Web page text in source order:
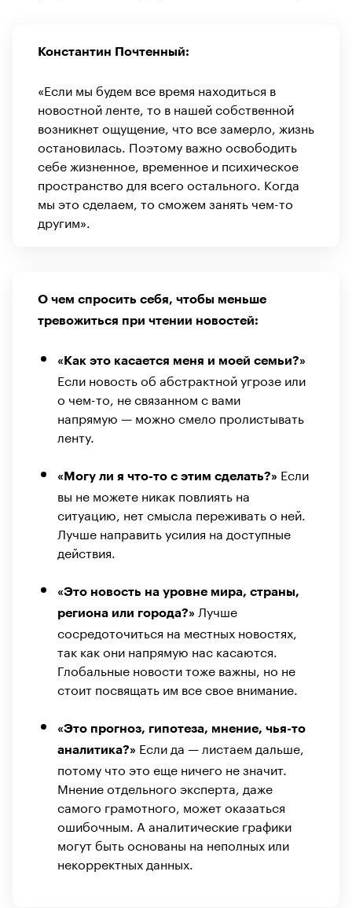
Константин Почтенный:
«Если мы будем все время находиться в
новостной ленте, то в нашей собственной
возникнет ощущение, что все замерло, жизнь
остановилась. Поэтому важно освободить
себе жизненное, временное и психическое
пространство для всего остального. Когда
мы это сделаем, то сможем занять чем-то
другим».
О чем спросить себя, чтобы меньше
тревожиться при чтении новостей:
«Как это касается меня и моей семьи?»
Если новость об абстрактной угрозе или
о чем-то, не связанном с вами
напрямую — можно смело пролистывать
ленту.
«Могу ли я что-то с этим сделать?» Если
вы не можете никак повлиять на
ситуацию, нет смысла переживать о ней.
Лучше направить усилия на доступные
действия.
«Это новость на уровне мира, страны,
региона или города?» Лучше
сосредоточиться на местных новостях,
так как они напрямую нас касаются.
Глобальные новости тоже важны, но не
стоит посвящать им все свое внимание.
«Это прогноз, гипотеза, мнение, чья-то
аналитика?» Если да — листаем дальше,
потому что это еще ничего не значит.
Мнение отдельного эксперта, даже
самого грамотного, может оказаться
ошибочным. А аналитические графики
могут быть основаны на неполных или
некорректных данных.